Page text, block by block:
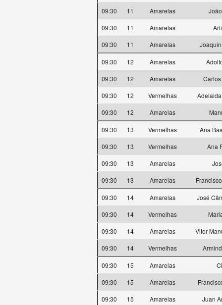
09:30
11 Amarelas
09:30
11 Amarelas
09:30
11 Amarelas
09:30 12 Amarelas
09:30
12 Amarelas
09:30
12 Vermelhas
09:30
12 Amarelas
09:30 13 Vermelhas
Ana
09:30
13 Vermelhas
Ana
09:30
13 Amarelas
09:30
13 Amarelas
09:30 14 Amarelas
José
09:30
14 Vermelhas
09:30
14 Amarelas
Vitor
09:30
14 Vermelhas
09:30 15 Amarelas
09:30
15 Amarelas
09:30
15 Amarelas
Juan